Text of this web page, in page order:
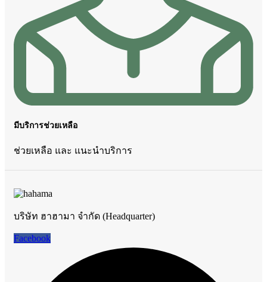
มีบริการช่วยเหลือ
ช่วยเหลือ และ แนะนำบริการ
บริษัท ฮาฮามา จำกัด (Headquarter)
Facebook